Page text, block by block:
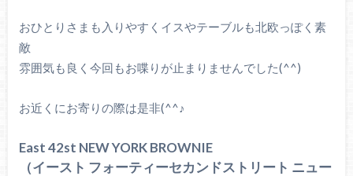
おひとりさまも入りやすくイスやテーブルも北欧っぽく素
敵
雰囲気も良く今回もお喋りが止まりませんでした(^^)
お近くにお寄りの際は是非(^^♪
East 42st NEW YORK BROWNIE
（イースト フォーティーセカンドストリート ニュー